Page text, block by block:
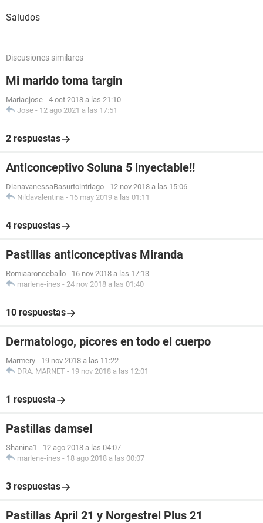
Saludos
Discusiones similares
Mi marido toma targin
Mariacjose - 4 oct 2018 a las 21:10
Jose - 12 ago 2021 a las 17:51
2 respuestas
Anticonceptivo Soluna 5 inyectable!!
DianavanessaBasurtointriago - 12 nov 2018 a las 15:06
Nildavalentina - 16 may 2019 a las 01:11
4 respuestas
Pastillas anticonceptivas Miranda
Romiaaronceballo - 16 nov 2018 a las 17:13
marlene-ines - 24 nov 2018 a las 01:40
10 respuestas
Dermatologo, picores en todo el cuerpo
Marmery - 19 nov 2018 a las 11:22
DRA. MARNET - 19 nov 2018 a las 12:01
1 respuesta
Pastillas damsel
Shanina1 - 12 ago 2018 a las 04:07
marlene-ines - 18 ago 2018 a las 00:07
3 respuestas
Pastillas April 21 y Norgestrel Plus 21